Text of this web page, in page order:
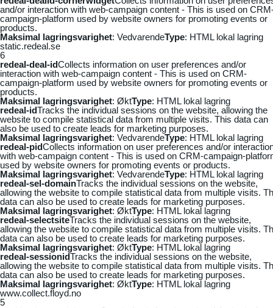
and/or interaction with web-campaign content - This is used on
campaign-platform used by website owners for promoting events or
products.
Maksimal lagringsvarighet: VedvarendeType: HTML lokal lagring
static.redeal.se
6
redeal-deal-idCollects information on user preferences and/or
interaction with web-campaign content - This is used on CRM-
campaign-platform used by website owners for promoting events or
products.
Maksimal lagringsvarighet: ØktType: HTML lokal lagring
redeal-idTracks the individual sessions on the website, allowing the
website to compile statistical data from multiple visits. This data can
also be used to create leads for marketing purposes.
Maksimal lagringsvarighet: VedvarendeType: HTML lokal lagring
redeal-pidCollects information on user preferences and/or
with web-campaign content - This is used on CRM-campaign-
used by website owners for promoting events or products.
Maksimal lagringsvarighet: VedvarendeType: HTML lokal lagring
redeal-sel-domainTracks the individual sessions on the website,
allowing the website to compile statistical data from multiple visits.
data can also be used to create leads for marketing purposes.
Maksimal lagringsvarighet: ØktType: HTML lokal lagring
redeal-selectsiteTracks the individual sessions on the website,
allowing the website to compile statistical data from multiple visits.
data can also be used to create leads for marketing purposes.
Maksimal lagringsvarighet: ØktType: HTML lokal lagring
redeal-sessionidTracks the individual sessions on the website,
allowing the website to compile statistical data from multiple visits.
data can also be used to create leads for marketing purposes.
Maksimal lagringsvarighet: ØktType: HTML lokal lagring
www.collect.floyd.no
5